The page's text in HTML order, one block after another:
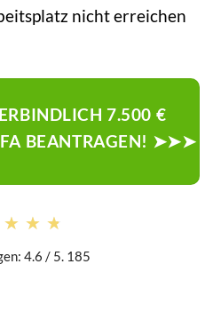
nicht erreichen
7.500 €
BEANTRAGEN! ➤➤➤
4.6 / 5. 185